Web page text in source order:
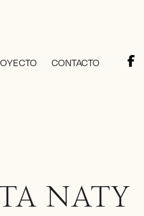
CONTACTO
NATY